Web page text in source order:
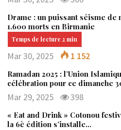
Drame : un puissant séisme de
1.600 morts en Birmanie
Mar 30, 2025 1 152
Ramadan 2025 : l’Union
célébration pour ce dimanche
Mar 29, 2025 398
« Eat and Drink » Cotonou
la 6è édition s’installe…